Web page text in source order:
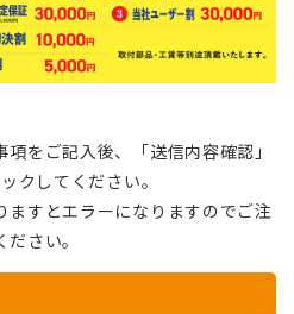
をご記入後、「送信内容確認」
クしてください。
すとエラーになりますのでご注
ださい。